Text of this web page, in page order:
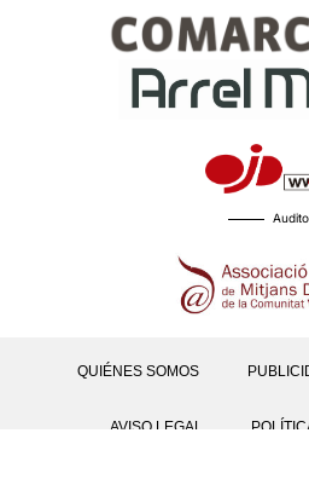
QUIÉNES SOMOS
AVISO LEGAL